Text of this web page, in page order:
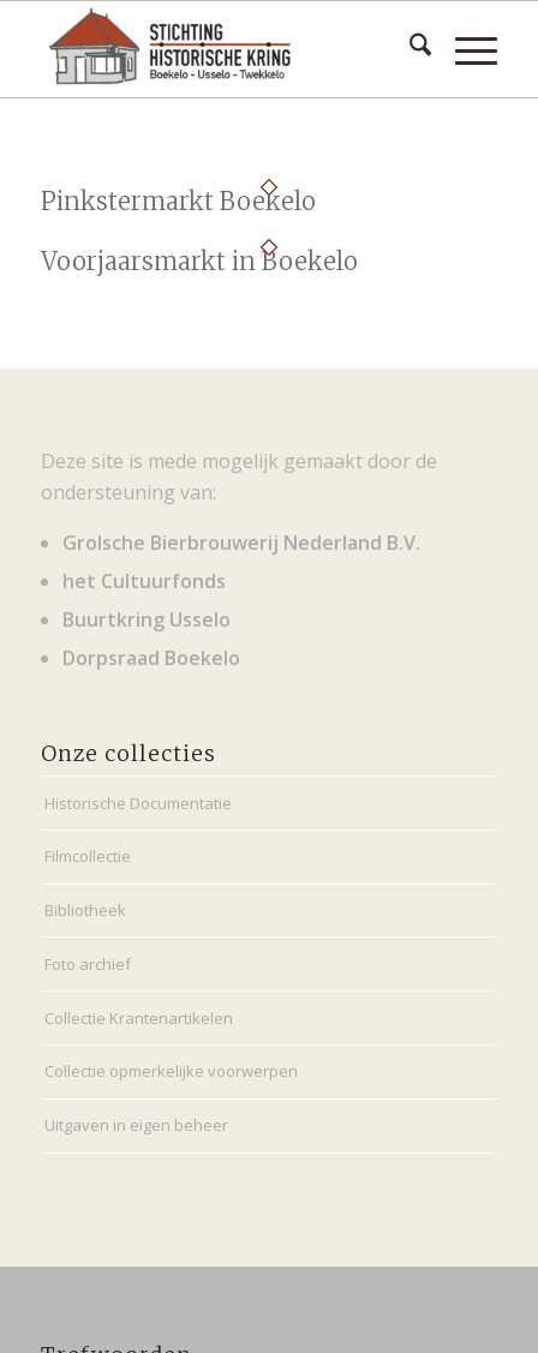
Pinkstermarkt Boekelo
Voorjaarsmarkt in Boekelo
Deze site is mede mogelijk gemaakt door de
ondersteuning van:
Grolsche Bierbrouwerij Nederland B.V.
het Cultuurfonds
Buurtkring Usselo
Dorpsraad Boekelo
Onze collecties
Historische Documentatie
Filmcollectie
Bibliotheek
Foto archief
Collectie Krantenartikelen
Collectie opmerkelijke voorwerpen
Uitgaven in eigen beheer